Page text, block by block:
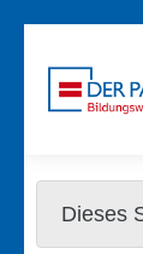
Dieses